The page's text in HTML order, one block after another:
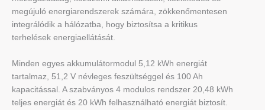
megújuló energiarendszerek számára, zökkenőmentesen
integrálódik a hálózatba, hogy biztosítsa a kritikus
terhelések energiaellátását.
Minden egyes akkumulátormodul 5,12 kWh energiát
tartalmaz, 51,2 V névleges feszültséggel és 100 Ah
kapacitással. A szabványos 4 modulos rendszer 20,48 kWh
teljes energiát és 20 kWh felhasználható energiát biztosít.